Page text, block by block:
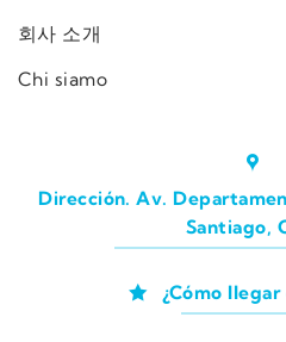
회사 소개
Chi siamo
Dirección. Av.
Santiago,
¿Cómo llegar